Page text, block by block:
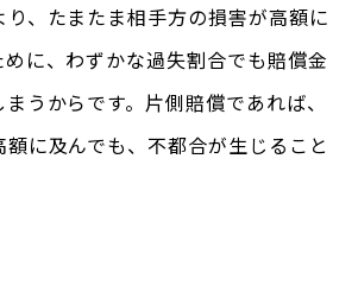
、たまたま相手方の損害が高額に
に、わずかな過失割合でも賠償金
うからです。片側賠償であれば、
に及んでも、不都合が生じること